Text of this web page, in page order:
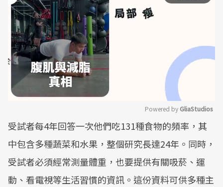
Mute
Powered by GliaStudios
受試者每4年回答一次他們吃131種食物的頻率，其
中包含多種蔬菜和水果，整個研究長達24年。同時，
受試者必須經常測量體重，也要提供有關吸菸、運
動、看電視等生活習慣的資訊。這份資料可供多種主